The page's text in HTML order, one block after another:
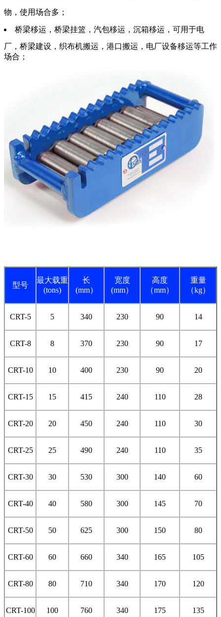
物，使用场合多；
桥梁移运，桥梁挂篮，汽包移运，沉箱移运，可用于电
厂，桥梁建设，织布机搬运，港口搬运，电厂设备移运等工作
场合；
型号
最大载重
(tons)
长
(mm）
宽度
(mm）
高度
（mm）
重量
（kg）
CRT-5 5 340 230 90 14
CRT-8 8 370 230 90 17
CRT-10 10 400 230 90 20
CRT-15 15 415 240 110 28
CRT-20 20 450 240 110 30
CRT-25 25 490 240 110 35
CRT-30 30 530 300 140 60
CRT-40 40 580 300 145 70
CRT-50 50 625 300 150 80
CRT-60 60 660 340 165 105
CRT-80 80 710 340 170 120
CRT-100 100 760 340 175 135